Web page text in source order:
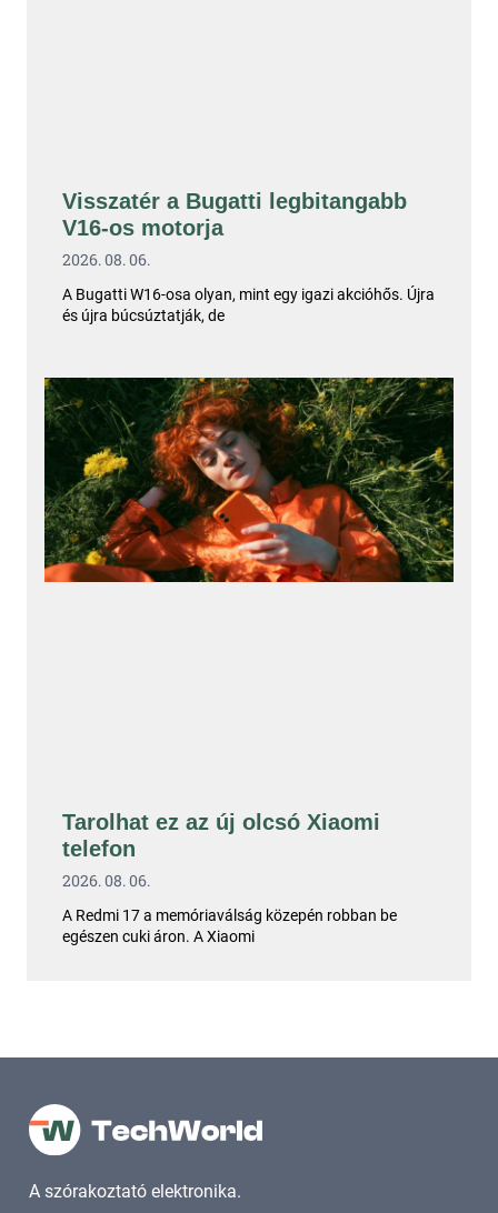
Visszatér a Bugatti legbitangabb
V16-os motorja
2026. 08. 06.
A Bugatti W16-osa olyan, mint egy igazi akcióhős. Újra
és újra búcsúztatják, de
Tarolhat ez az új olcsó Xiaomi
telefon
2026. 08. 06.
A Redmi 17 a memóriaválság közepén robban be
egészen cuki áron. A Xiaomi
A szórakoztató elektronika.